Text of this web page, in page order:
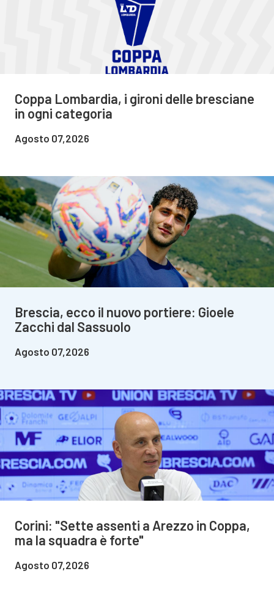
Coppa Lombardia, i gironi delle bresciane
in ogni categoria
Agosto 07,2026
Brescia, ecco il nuovo portiere: Gioele
Zacchi dal Sassuolo
Agosto 07,2026
Corini: "Sette assenti a Arezzo in Coppa,
ma la squadra è forte"
Agosto 07,2026